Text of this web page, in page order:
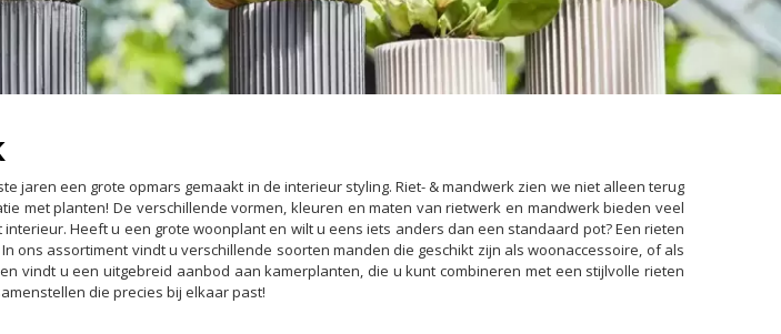
jaren een grote opmars gemaakt in de interieur styling. Riet- & mandwerk zien we niet alleen terug
met planten! De verschillende vormen, kleuren en maten van rietwerk en mandwerk bieden veel
Heeft u een grote woonplant en wilt u eens iets anders dan een standaard pot? Een rieten
ons assortiment vindt u verschillende soorten manden die geschikt zijn als woonaccessoire, of als
vindt u een uitgebreid aanbod aan kamerplanten, die u kunt combineren met een stijlvolle rieten
die precies bij elkaar past!